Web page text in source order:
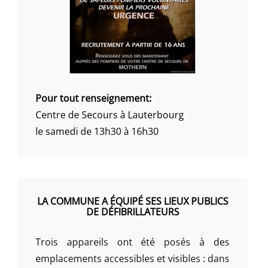
Pour tout renseignement:
Centre de Secours à Lauterbourg
le samedi de 13h30 à 16h30
LA COMMUNE A ÉQUIPÉ SES LIEUX PUBLICS
DE DÉFIBRILLATEURS
Trois appareils ont été posés à des
emplacements accessibles et visibles : dans